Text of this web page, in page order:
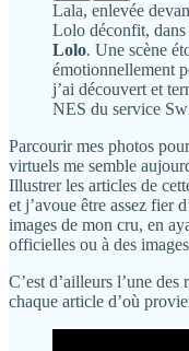
Lala, enlevée
Lolo déconfit,
Lolo. Une scène
émotionnellement
j’ai découvert et
NES du service
Parcourir mes photos
virtuels me semble
Illustrer les articles de
et j’avoue être assez fier
images de mon cru, en
officielles ou à des
C’est d’ailleurs l’une
chaque article d’où